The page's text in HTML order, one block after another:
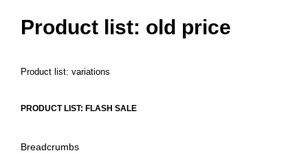
Product list: old price
Product list: variations
PRODUCT LIST: FLASH SALE
Breadcrumbs